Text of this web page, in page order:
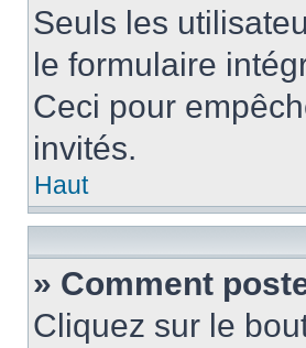
Seuls les
le formulaire
Ceci pour
invités.
Haut
» Comment
Cliquez sur le